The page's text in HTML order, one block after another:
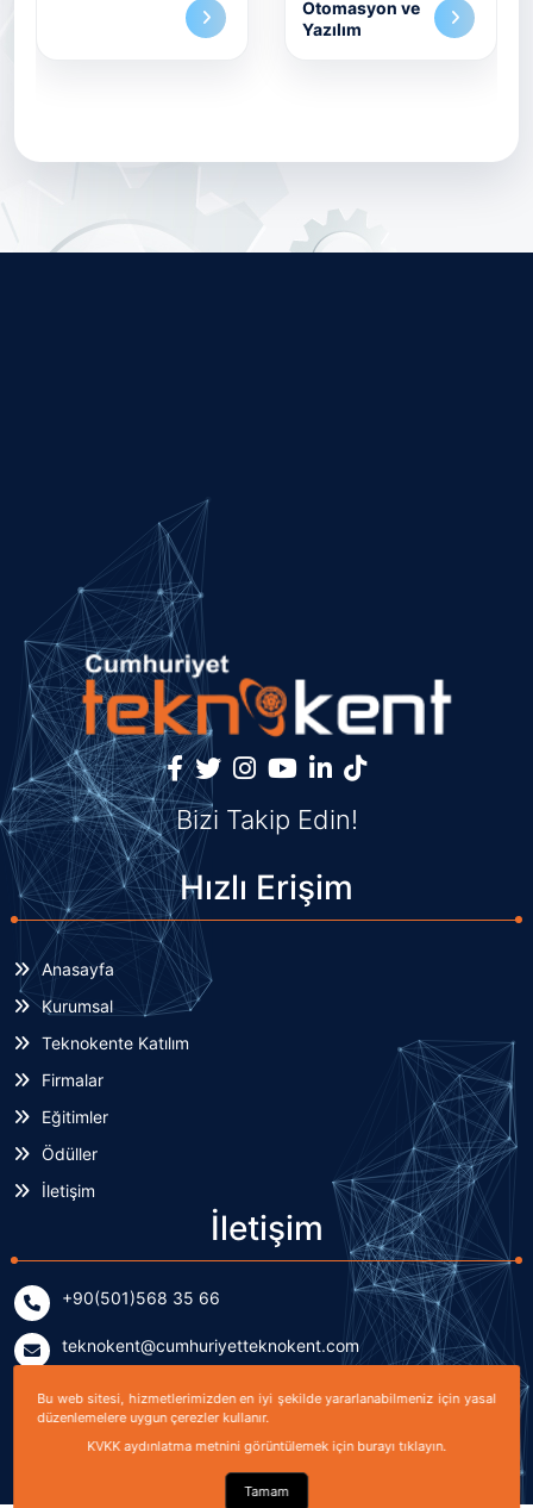
Otomasyon ve
Yazılım
Bizi Takip Edin!
Hızlı Erişim
Anasayfa
Kurumsal
Teknokente Katılım
Firmalar
Eğitimler
Ödüller
İletişim
İletişim
+90(501)568 35 66
teknokent@cumhuriyetteknokent.com
Yenişehir Mahallesi Kardeşler Caddesi No: 7/2 (B Blok)
Sivas, TÜRKİYE
Bu web sitesi, hizmetlerimizden en iyi şekilde yararlanabilmeniz için yasal
düzenlemelere uygun çerezler kullanır.
KVKK aydınlatma metnini görüntülemek için burayı tıklayın.
Tamam